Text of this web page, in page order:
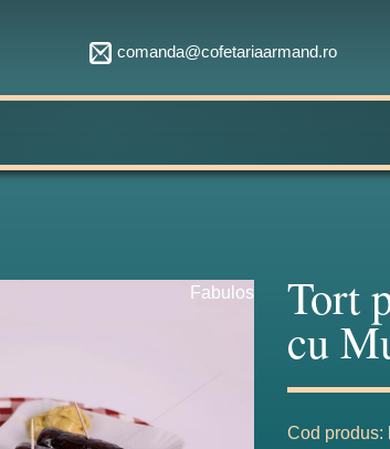
comanda@cofetariaarmand.ro
Fabulos Tort
cu
Cod produs: